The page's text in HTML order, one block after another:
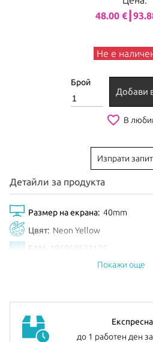
48.00
Не е
Брой
Добави
favorite_border В
Изпрати
Детайли за продукта
Размер на екрана: 40mm
Цвят: Neon Yellow
EAN:
195950533125
Септември 2025
Покажи още
до 1 работен ден